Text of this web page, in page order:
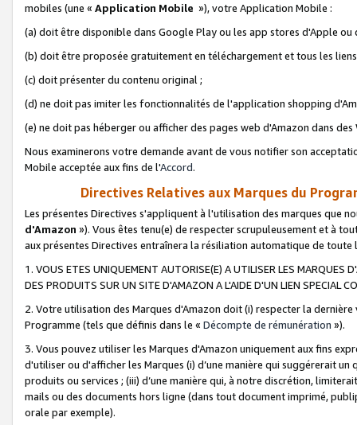
mobiles (une « Application Mobile »), votre Application Mobile :
(a) doit être disponible dans Google Play ou les app stores d'Apple ou
(b) doit être proposée gratuitement en téléchargement et tous les
(c) doit présenter du contenu original ;
(d) ne doit pas imiter les fonctionnalités de l'application shopping
(e) ne doit pas héberger ou afficher des pages web d'Amazon dans
Nous examinerons votre demande avant de vous notifier son
Mobile acceptée aux fins de l'Accord.
Directives Relatives aux Marques du
Les présentes Directives s'appliquent à l'utilisation des marques que
d'Amazon »). Vous êtes tenu(e) de respecter scrupuleusement et à
aux présentes Directives entraînera la résiliation automatique de
1. VOUS ETES UNIQUEMENT AUTORISE(E) A UTILISER LES MARQUES
DES PRODUITS SUR UN SITE D'AMAZON A L'AIDE D'UN LIEN SPECIAL
2. Votre utilisation des Marques d'Amazon doit (i) respecter la
Programme (tels que définis dans le « Décompte de rémunération »).
3. Vous pouvez utiliser les Marques d'Amazon uniquement aux fins
d'utiliser ou d'afficher les Marques (i) d’une manière qui suggérerait
produits ou services ; (iii) d’une manière qui, à notre discrétion,
mails ou des documents hors ligne (dans tout document imprimé,
orale par exemple).